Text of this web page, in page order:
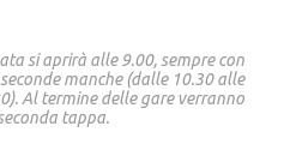
si aprirà alle 9.00, sempre con
manche (dalle 10.30 alle
Al termine delle gare verranno
tappa.